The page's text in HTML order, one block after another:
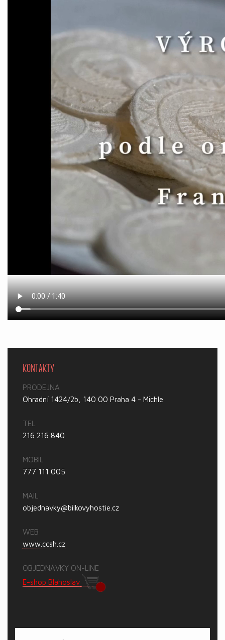
KONTAKTY
PRODEJNA
Ohradní 1424/2b, 140 00 Praha 4 - Michle
TEL.
216 216 840
MOBIL
777 111 005
MAIL
objednavky@bilkovyhostie.cz
WEB
www.ccsh.cz
OBJEDNÁVKY ON-LINE
E-shop Blahoslav